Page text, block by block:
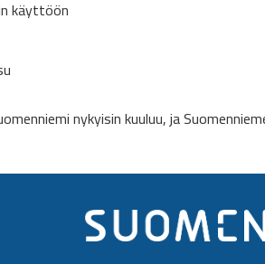
käyttöön
nykyisin kuuluu, ja